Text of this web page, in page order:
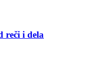
reči i dela